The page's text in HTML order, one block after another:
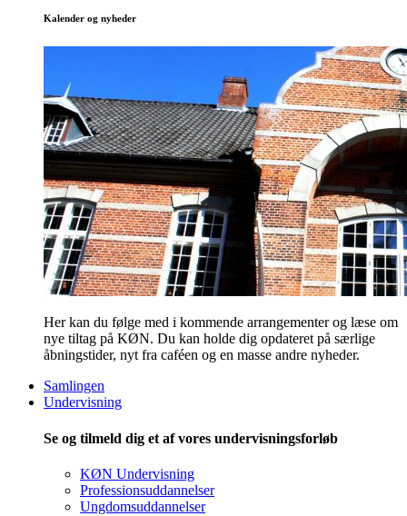
Kalender og nyheder
Her kan du følge med i kommende arrangementer og læse om
nye tiltag på KØN. Du kan holde dig opdateret på særlige
åbningstider, nyt fra caféen og en masse andre nyheder.
Samlingen
Undervisning
Se og tilmeld dig et af vores undervisningsforløb
KØN Undervisning
Professionsuddannelser
Ungdomsuddannelser